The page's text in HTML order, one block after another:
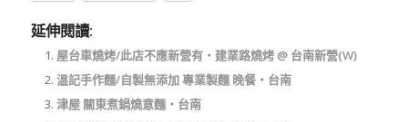
延伸閱讀:
屋台車燒烤/此店不應新營有‧建業路燒烤 @ 台南新營(W)
溫記手作麵/自製無添加 專業製麵 晚餐‧台南
津屋 關東煮鍋燒意麵‧台南